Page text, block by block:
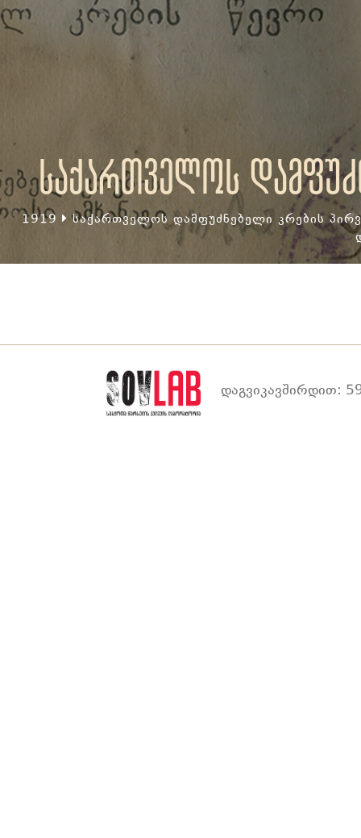
საქართველოს
1919
საქართველოს დამფუძნებელი კრების
დაგვიკავშირდით: